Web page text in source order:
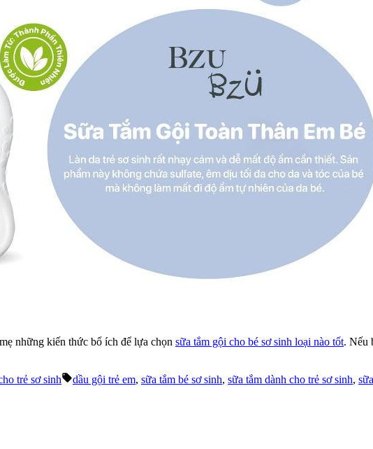
những kiến thức bổ ích để lựa chọn sữa tắm gội cho bé sơ sinh loại nào tốt. Nếu
trẻ sơ sinh Tags:
dầu gội trẻ em, sữa tắm bé sơ sinh, sữa tắm dành cho trẻ sơ sinh,